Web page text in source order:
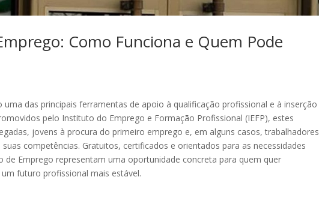
Como Funciona e Quem Pode
uma das principais ferramentas de apoio à qualificação profissional e à inserção
pelo Instituto do Emprego e Formação Profissional (IEFP), estes
jovens à procura do primeiro emprego e, em alguns casos, trabalhadores
competências. Gratuitos, certificados e orientados para as necessidades
de Emprego representam uma oportunidade concreta para quem quer
futuro profissional mais estável.